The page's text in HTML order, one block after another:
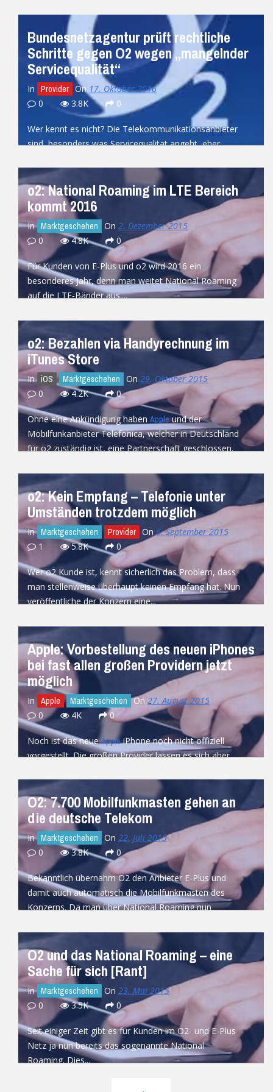
Bundesnetzagentur prüft rechtliche
Schritte gegen O2 wegen „mangelnder
Servicequalität“
In Provider On 17. Oktober 2016
0
3.8K 0
Wer kennt es nicht? Die Telekommunikationsanbieter
sind, besonders was Servicequalität angeht, eher
READ MORE
o2: National Roaming im LTE Bereich
kommt 2016
In Marktgeschehen On 2. Dezember 2015
0
4.8K 0
Für Kunden von E-Plus und o2 wird 2016 ein
besonderes Jahr, denn man weitet National Roaming
auf die LTE-Bänder aus....
o2: Bezahlen via Handyrechnung im
iTunes Store
In iOS Marktgeschehen On 29. Oktober 2015
0
4.2K 0
Ohne eine Ankündigung haben Appleund der
Mobilfunkanbieter Telefonica, welcher in Deutschland
für o2 zuständig ist, eine Partnerschaft geschlossen.
READ MORE
o2: Kein Empfang – Telefonie unter
Umständen trotzdem möglich
In Marktgeschehen Provider On6. September 2015
1
5.8K 0
Wer o2 Kunde ist, kennt sicherlich das Problem, dass
man stellenweise überhaupt keinen Empfang hat. Nun
veröffentliche der Konzern eine...
Apple: Vorbestellung des neuen iPhones
bei fast allen großen Providern jetzt
möglich
In Apple Marktgeschehen On 27. August 2015
0
4K 0
Noch ist das neueAppleiPhone noch nicht offiziell
vorgestellt. Die großen Provider lassen es sich aber
READ MORE
O2: 7.700 Mobilfunkmasten gehen an
die deutsche Telekom
In Marktgeschehen On 22. Juli 2015
0
3.8K 0
Bekanntlich übernahm O2 den Anbieter E-Plus und
damit auch automatisch die Mobilfunkmasten des
Konzerns. Da man über National Roaming nun
READ MORE
O2 und das National Roaming – eine
Sache für sich [Rant]
In Marktgeschehen On 23. Mai 2015
0
3.5K 0
Seit einiger Zeit gibt es für Kunden im O2- und E-Plus
Netz ja nun bereits das sogenannte National
Roaming. Dies...